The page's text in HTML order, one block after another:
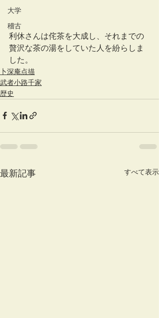
大学
稽古
利休さんは侘茶を大成し、それまでの
贅沢な茶の湯をしていた人を紛らしま
した。
卜深庵点描
武者小路千家
歴史
最新記事 すべて表示